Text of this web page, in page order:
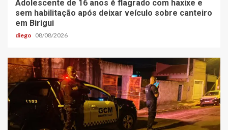
Adolescente de 16 anos é flagrado com haxixe e
sem habilitação após deixar veículo sobre canteiro
em Birigui
diego 08/08/2026